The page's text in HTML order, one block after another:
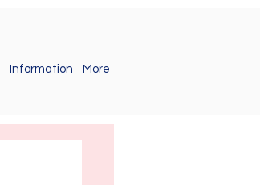
Information More